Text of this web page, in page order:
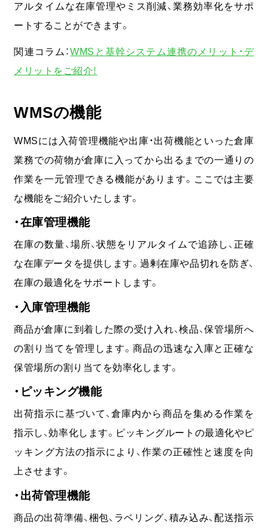
アルタイムな在庫管理やミス削減、業務効率化をサポ
ートすることができます。
関連コラム：WMSと基幹システム連携のメリット・デ
メリットをご紹介！
WMSの機能
WMSには入荷管理機能や出庫・出荷機能といった倉庫
業務での荷物が倉庫に入ってから出るまでの一通りの
作業を一元管理できる機能があります。ここでは主要
な機能をご紹介いたします。
・在庫管理機能
在庫の数量、場所、状態をリアルタイムで追跡し、正確
な在庫データを提供します。過剰在庫や品切れを防ぎ、
在庫の最適化をサポートします。
・入庫管理機能
商品が倉庫に到着した際の受け入れ、検品、保管場所へ
の割り当てを管理します。商品の迅速な入庫と正確な
保管場所の割り当てを効率化します。
・ピッキング機能
出荷指示に基づいて、倉庫内から商品を集める作業を
指示し、効率化します。ピッキングルートの最適化やピ
ッキング方法の指示により、作業の正確性と速度を向
上させます。
・出荷管理機能
商品の出荷準備、梱包、ラベリング、積み込み、配送指示